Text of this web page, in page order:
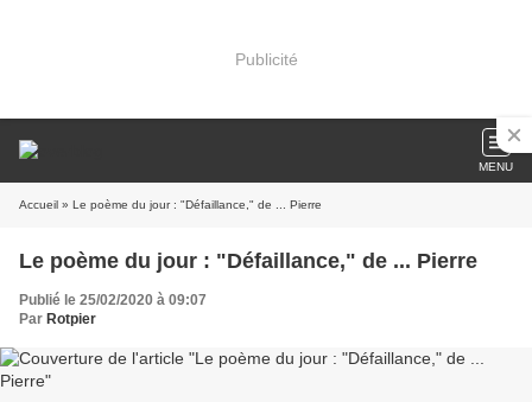
Publicité
MENU
Accueil » Le poème du jour : "Défaillance," de ... Pierre
Le poème du jour : "Défaillance," de ... Pierre
Publié le 25/02/2020 à 09:07
Par Rotpier